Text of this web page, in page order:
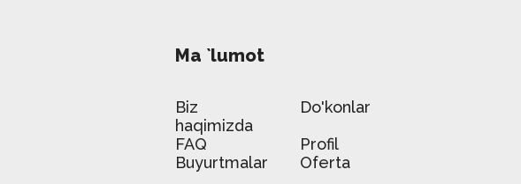
Ma `lumot
Biz
haqimizda
Do'konlar
FAQ
Profil
Buyurtmalar
Oferta